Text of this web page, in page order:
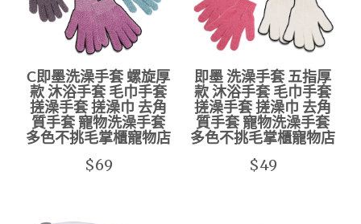
C即墨洗澡手套 螺旋厚
款 沐浴手套 毛巾手套
搓澡手套 搓澡巾 去角
質手套 寵物洗澡手套
多色不挑毛掌櫃寵物店
$69
即墨 洗澡手套 五指厚
款 沐浴手套 毛巾手套
搓澡手套 搓澡巾 去角
質手套 寵物洗澡手套
多色不挑毛掌櫃寵物店
$49